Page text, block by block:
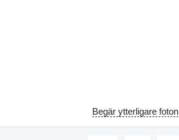
Begär ytterligare foton